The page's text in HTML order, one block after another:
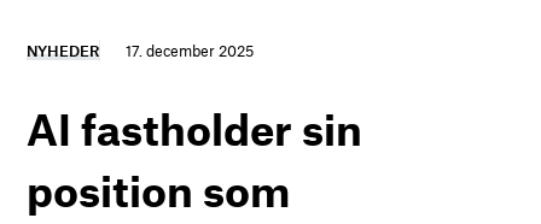
NYHEDER 17. december 2025
AI fastholder sin
position som